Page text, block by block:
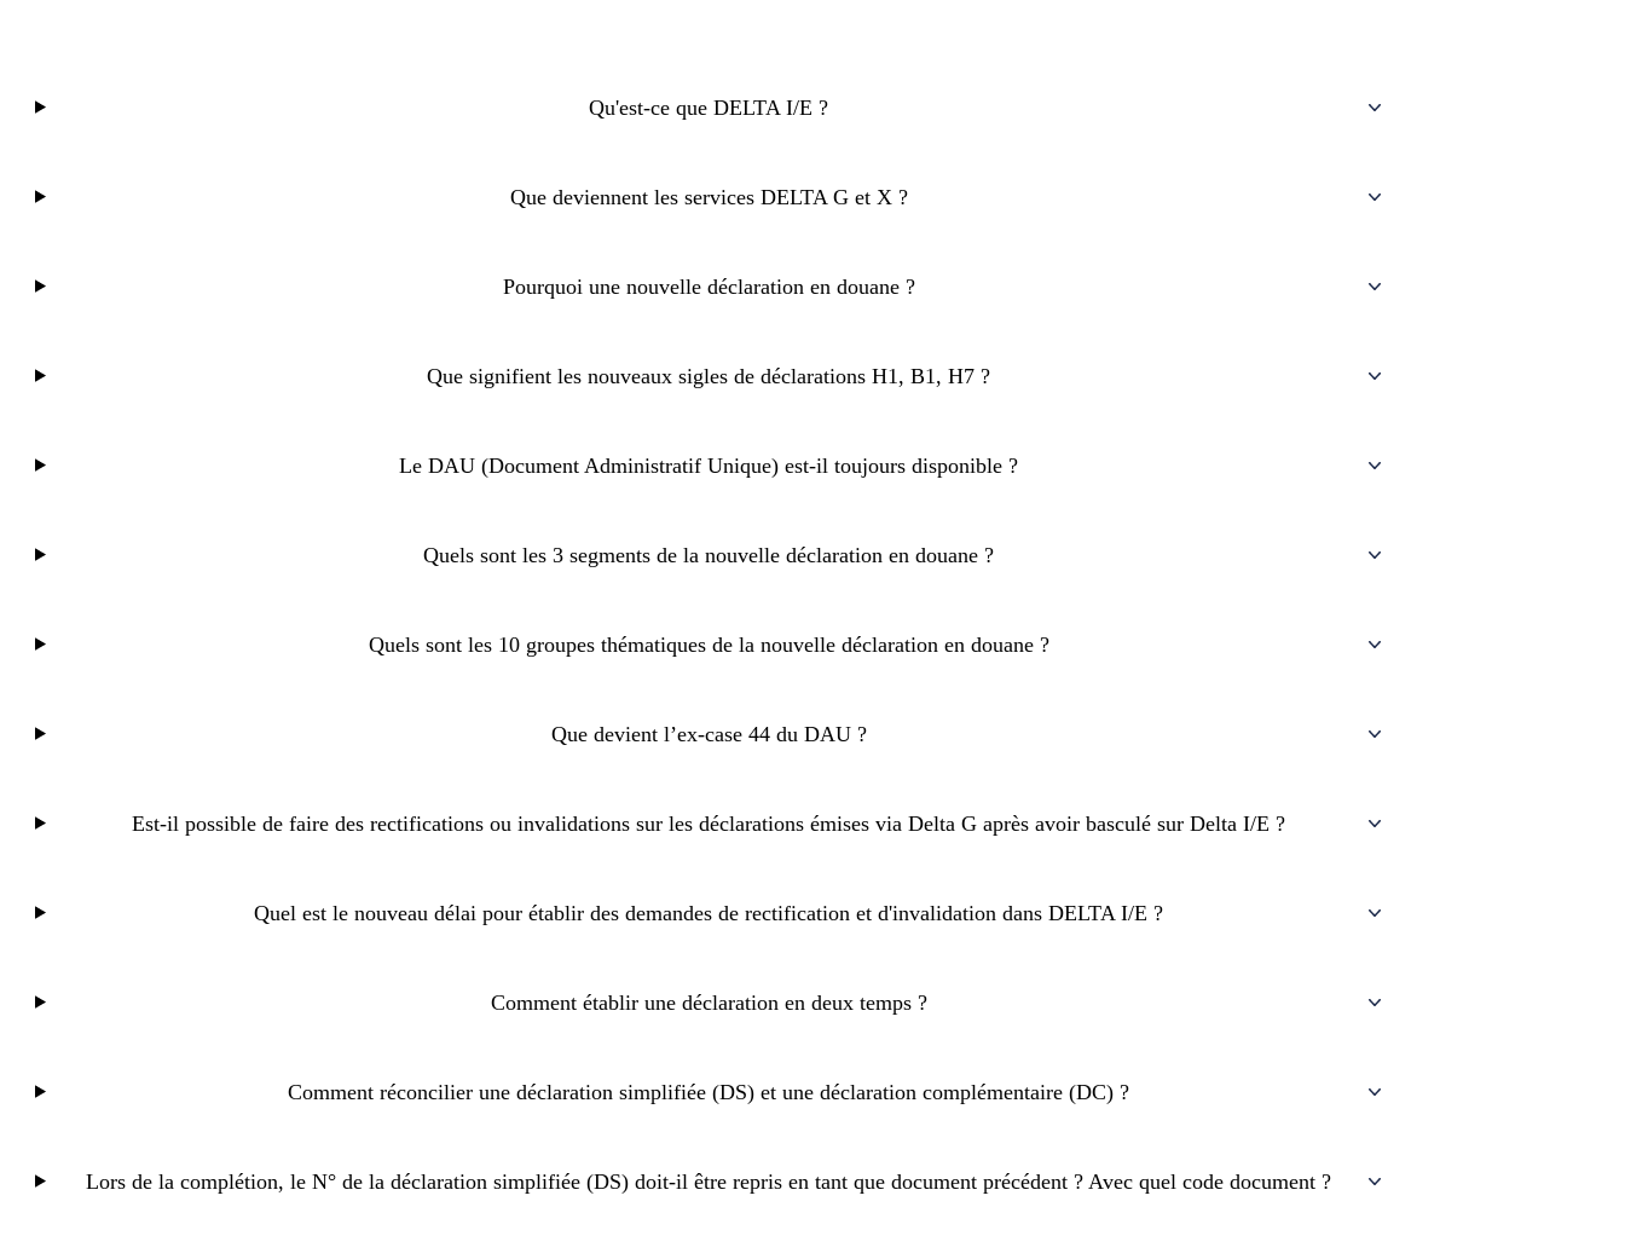
Qu'est-ce que DELTA I/E ?
Que deviennent les services DELTA G et X ?
Pourquoi une nouvelle déclaration en douane ?
Que signifient les nouveaux sigles de déclarations H1, B1, H7 ?
Le DAU (Document Administratif Unique) est-il toujours disponible ?
Quels sont les 3 segments de la nouvelle déclaration en douane ?
Quels sont les 10 groupes thématiques de la nouvelle déclaration en douane ?
Que devient l’ex-case 44 du DAU ?
Est-il possible de faire des rectifications ou invalidations sur les déclarations émises via Delta G après avoir basculé sur Delta I/E ?
Quel est le nouveau délai pour établir des demandes de rectification et d'invalidation dans DELTA I/E ?
Comment établir une déclaration en deux temps ?
Comment réconcilier une déclaration simplifiée (DS) et une déclaration complémentaire (DC) ?
Lors de la complétion, le N° de la déclaration simplifiée (DS) doit-il être repris en tant que document précédent ? Avec quel code document ?